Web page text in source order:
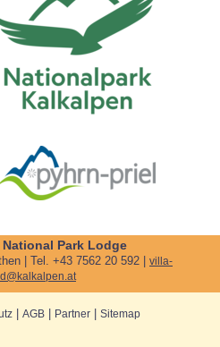
Park Lodge
| Tel. +43 7562 20 592 |villa-
| AGB| Partner| Sitemap